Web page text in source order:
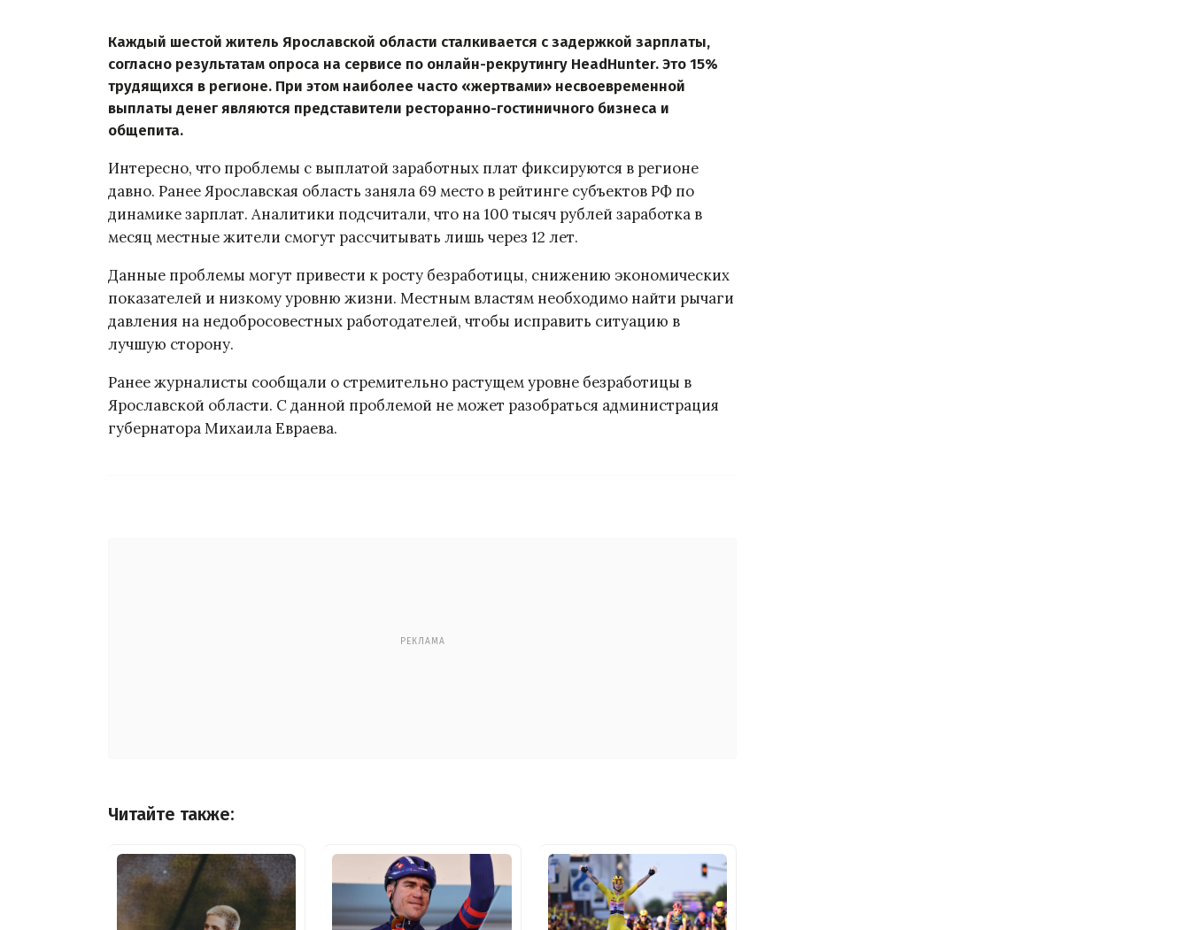
Каждый шестой житель Ярославской области сталкивается с задержкой зарплаты,
согласно результатам опроса на сервисе по онлайн-рекрутингу HeadHunter. Это 15%
трудящихся в регионе. При этом наиболее часто «жертвами» несвоевременной
выплаты денег являются представители ресторанно-гостиничного бизнеса и
общепита.
Интересно, что проблемы с выплатой заработных плат фиксируются в регионе
давно. Ранее Ярославская область заняла 69 место в рейтинге субъектов РФ по
динамике зарплат. Аналитики подсчитали, что на 100 тысяч рублей заработка в
месяц местные жители смогут рассчитывать лишь через 12 лет.
Данные проблемы могут привести к росту безработицы, снижению экономических
показателей и низкому уровню жизни. Местным властям необходимо найти рычаги
давления на недобросовестных работодателей, чтобы исправить ситуацию в
лучшую сторону.
Ранее журналисты сообщали о стремительно растущем уровне безработицы в
Ярославской области. С данной проблемой не может разобраться администрация
губернатора Михаила Евраева.
РЕКЛАМА
Читайте также: